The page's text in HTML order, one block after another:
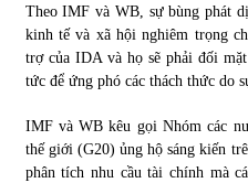
Phân tích giá
vốn hóa
09/11/2021
Chứng khoán
13/10/2021
Theo IMF và WB, sự bùng phát
kinh tế và xã hội nghiêm trọng
trợ của IDA và họ sẽ phải đối
tức để ứng phó các thách thức do
IMF và WB kêu gọi Nhóm các
thế giới (G20) ủng hộ sáng kiến
phân tích nhu cầu tài chính mà